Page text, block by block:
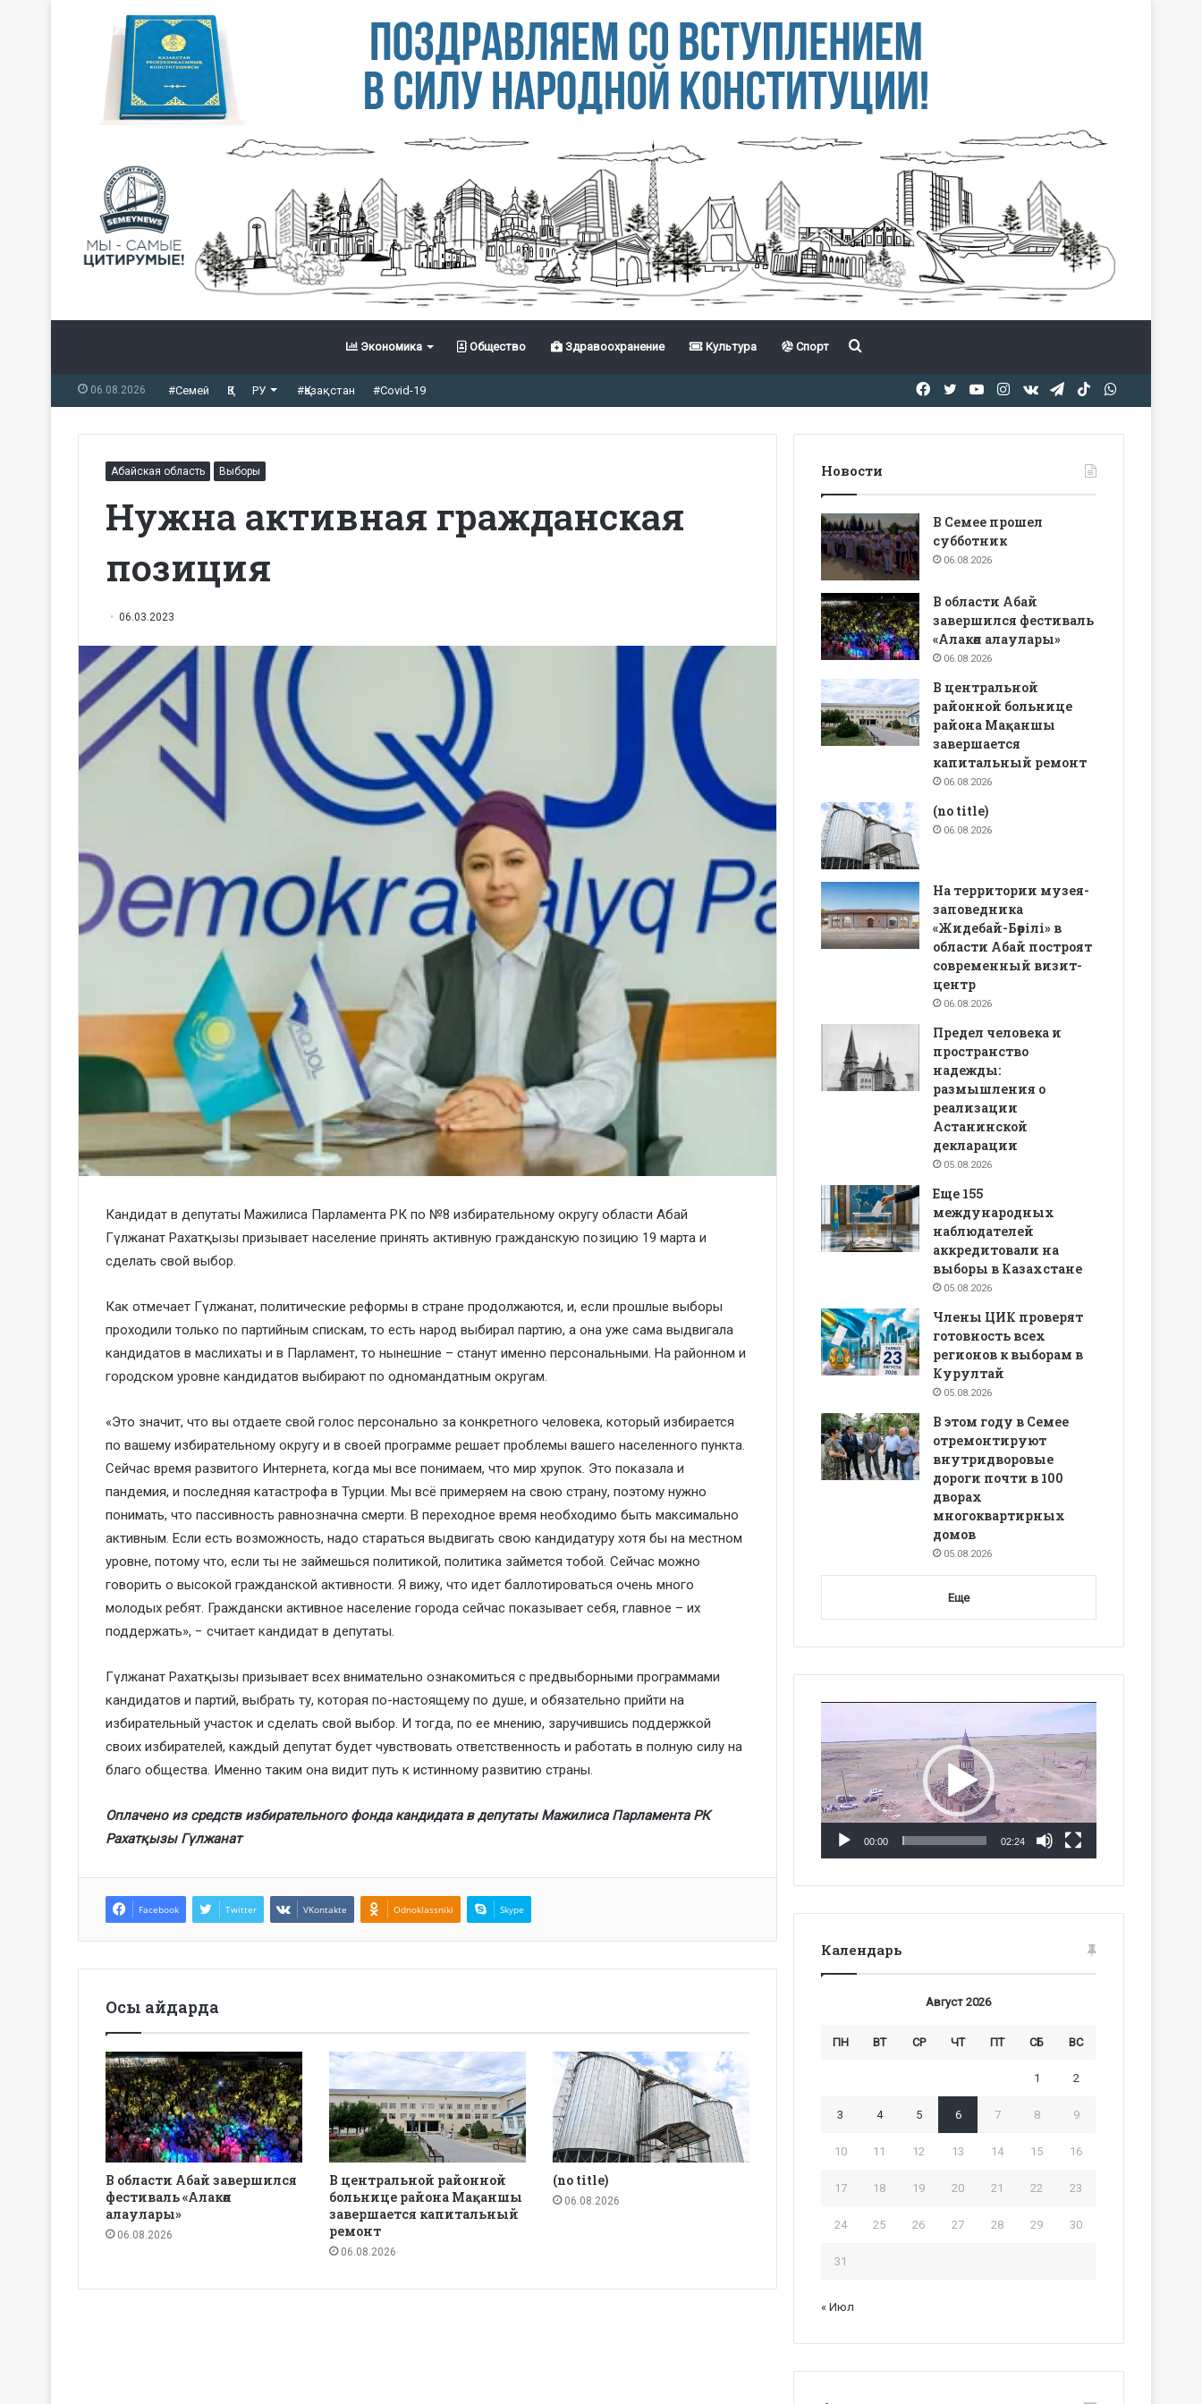
Экономика Общество Здравоохранение Культура Спорт Іздеу
06.08.2026 #Семей ҚЗ РУ #Қазақстан #Covid-19 TikTok
Telegram
vk.com
Instagram
YouTube
Twitter
Facebook
Абайская область Выборы
Нужна активная гражданская
позиция
06.03.2023
Кандидат в депутаты Мажилиса Парламента РК по №8 избирательному округу области Абай
Гүлжанат Рахатқызы призывает население принять активную гражданскую позицию 19 марта и
сделать свой выбор.
Как отмечает Гүлжанат, политические реформы в стране продолжаются, и, если прошлые выборы
проходили только по партийным спискам, то есть народ выбирал партию, а она уже сама выдвигала
кандидатов в маслихаты и в Парламент, то нынешние – станут именно персональными. На районном и
городском уровне кандидатов выбирают по одномандатным округам.
«Это значит, что вы отдаете свой голос персонально за конкретного человека, который избирается
по вашему избирательному округу и в своей программе решает проблемы вашего населенного пункта.
Сейчас время развитого Интернета, когда мы все понимаем, что мир хрупок. Это показала и
пандемия, и последняя катастрофа в Турции. Мы всё примеряем на свою страну, поэтому нужно
понимать, что пассивность равнозначна смерти. В переходное время необходимо быть максимально
активным. Если есть возможность, надо стараться выдвигать свою кандидатуру хотя бы на местном
уровне, потому что, если ты не займешься политикой, политика займется тобой. Сейчас можно
говорить о высокой гражданской активности. Я вижу, что идет баллотироваться очень много
молодых ребят. Граждански активное население города сейчас показывает себя, главное – их
поддержать», − считает кандидат в депутаты.
Гүлжанат Рахатқызы призывает всех внимательно ознакомиться с предвыборными программами
кандидатов и партий, выбрать ту, которая по-настоящему по душе, и обязательно прийти на
избирательный участок и сделать свой выбор. И тогда, по ее мнению, заручившись поддержкой
своих избирателей, каждый депутат будет чувствовать ответственность и работать в полную силу на
благо общества. Именно таким она видит путь к истинному развитию страны.
Оплачено из средств избирательного фонда кандидата в депутаты Мажилиса ПарламентаРК
Рахатқызы Гүлжанат
Facebook Twitter VKontakte Odnoklassniki Skype
Осы айдарда
В области Абай завершился
фестиваль «Алакөл
алаулары»
06.08.2026
В центральной районной
больнице района Мақаншы
завершается капитальный
ремонт
06.08.2026
(no title)
06.08.2026
Новости
В Семее прошел
субботник
06.08.2026
В области Абай
завершился фестиваль
«Алакөл алаулары»
06.08.2026
В центральной
районной больнице
района Мақаншы
завершается
капитальный ремонт
06.08.2026
(no title)
06.08.2026
На территории музея-
заповедника
«Жидебай-Бөрілі» в
области Абай построят
современный визит-
центр
06.08.2026
Предел человека и
пространство
надежды:
размышления о
реализации
Астанинской
декларации
05.08.2026
Еще 155
международных
наблюдателей
аккредитовали на
выборы в Казахстане
05.08.2026
Члены ЦИК проверят
готовность всех
регионов к выборам в
Курултай
05.08.2026
В этом году в Семее
отремонтируют
внутридворовые
дороги почти в 100
дворах
многоквартирных
домов
05.08.2026
Еще
00:00 02:24
Календарь
Август 2026
ПН ВТ СР ЧТ ПТ СБ ВС
1 2
3 4 5 6 7 8 9
10 11 12 13 14 15 16
17 18 19 20 21 22 23
24 25 26 27 28 29 30
31
« Июл